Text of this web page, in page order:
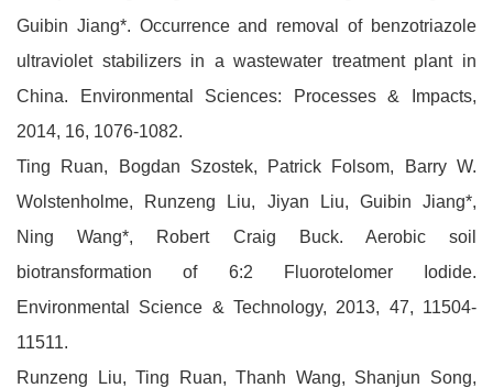
Guibin Jiang*. Occurrence and removal of benzotriazole
ultraviolet stabilizers in a wastewater treatment plant in
China. Environmental Sciences: Processes & Impacts,
2014, 16, 1076-1082.
Ting Ruan, Bogdan Szostek, Patrick Folsom, Barry W.
Wolstenholme, Runzeng Liu, Jiyan Liu, Guibin Jiang*,
Ning Wang*, Robert Craig Buck. Aerobic soil
biotransformation of 6:2 Fluorotelomer Iodide.
Environmental Science & Technology, 2013, 47, 11504-
11511.
Runzeng Liu, Ting Ruan, Thanh Wang, Shanjun Song,